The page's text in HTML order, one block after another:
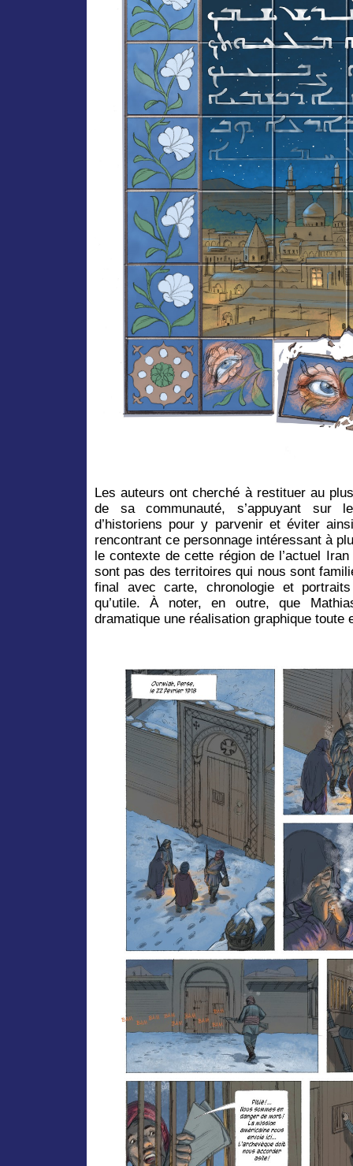
Les auteurs ont cherché à restituer au
de sa communauté, s’appuyant sur
d’historiens pour y parvenir et éviter
rencontrant ce personnage intéressant à
le contexte de cette région de l’actuel
sont pas des territoires qui nous sont
final avec carte, chronologie et
qu’utile. À noter, en outre, que
dramatique une réalisation graphique toute